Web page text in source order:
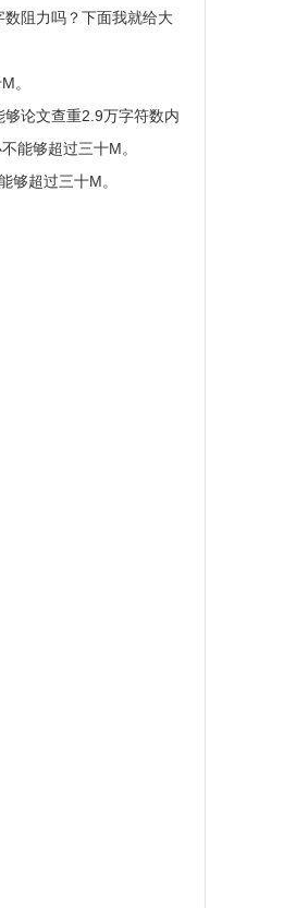
阻力吗？下面我就给大
。
论文查重2.9万字符数内
能够超过三十M。
够超过三十M。